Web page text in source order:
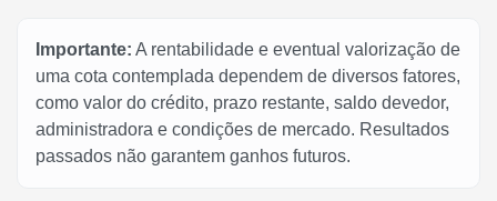
Importante: A rentabilidade e eventual valorização de
uma cota contemplada dependem de diversos fatores,
como valor do crédito, prazo restante, saldo devedor,
administradora e condições de mercado. Resultados
passados não garantem ganhos futuros.